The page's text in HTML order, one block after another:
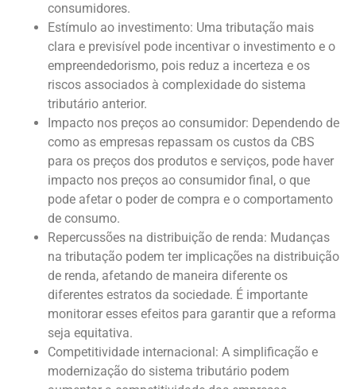
consumidores.
Estímulo ao investimento: Uma tributação mais
clara e previsível pode incentivar o investimento e o
empreendedorismo, pois reduz a incerteza e os
riscos associados à complexidade do sistema
tributário anterior.
Impacto nos preços ao consumidor: Dependendo de
como as empresas repassam os custos da CBS
para os preços dos produtos e serviços, pode haver
impacto nos preços ao consumidor final, o que
pode afetar o poder de compra e o comportamento
de consumo.
Repercussões na distribuição de renda: Mudanças
na tributação podem ter implicações na distribuição
de renda, afetando de maneira diferente os
diferentes estratos da sociedade. É importante
monitorar esses efeitos para garantir que a reforma
seja equitativa.
Competitividade internacional: A simplificação e
modernização do sistema tributário podem